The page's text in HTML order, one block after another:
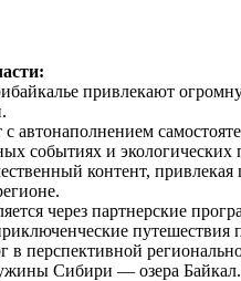
привлекают
с автонаполнением
событиях и экологических
контент,
через партнерские
путешествия
в перспективной
Сибири — озера Байкал.